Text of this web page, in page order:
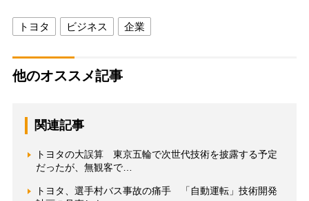
トヨタ ビジネス 企業
他のオススメ記事
関連記事
トヨタの大誤算 東京五輪で次世代技術を披露する予定
だったが、無観客で…
トヨタ、選手村バス事故の痛手 「自動運転」技術開発